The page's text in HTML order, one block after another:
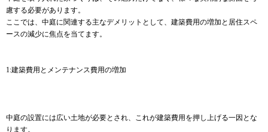
慮する必要があります。
ここでは、中庭に関連する主なデメリットとして、建築費用の増加と居住スペ
ースの減少に焦点を当てます。
1:建築費用とメンテナンス費用の増加
中庭の設置には広い土地が必要とされ、これが建築費用を押し上げる一因とな
ります。